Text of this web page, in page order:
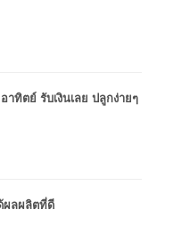
าทิตย์ รับเงินเลย ปลูกง่ายๆ
ผลผลิตที่ดี